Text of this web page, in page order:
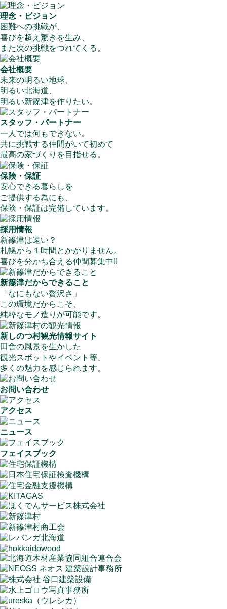
理念・ビジョン
困難への挑戦が、
喜びを超え驚きを生み、
また次の挑戦をつれてくる。
会社概要
未来の明るい地球、
明るい北海道、
明るい新篠津を作りたい。
スタッフ・パートナー
一人では何もできない。
共に挑戦する仲間がいて初めて
最高の家づくりを目指せる。
保険・保証
安心できる暮らしを
ご提供する為にも、
保険・保証は完備しています。
採用情報
新篠津は遠い？
札幌から１時間とかかりません。
喜びを分かち合える仲間募集中!!
新篠津だからできること
「なにもない贅沢さ」
この環境だからこそ、
純粋なモノ造りが可能です。
新しのつ村観光情報サイト
田舎の風景を生かした
観光スポットやイベント等、
多くの魅力を感じられます。
お問い合わせ
アクセス
ニュース
フェイスブック